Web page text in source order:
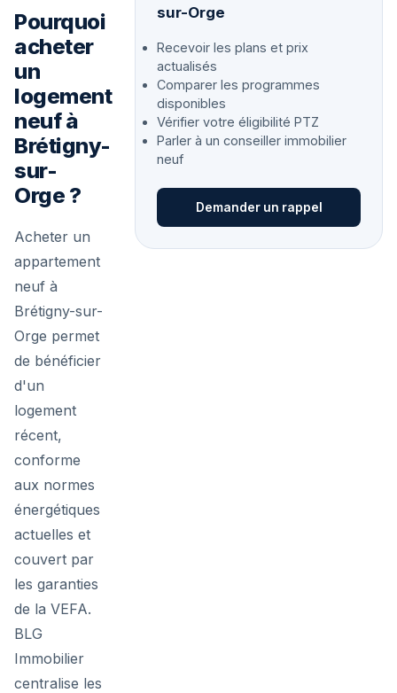
Pourquoi
acheter
un
logement
neuf à
Brétigny-
sur-
Orge ?
Acheter un
appartement
neuf à
Brétigny-sur-
Orge permet
de bénéficier
d'un
logement
récent,
conforme
aux normes
énergétiques
actuelles et
couvert par
les garanties
de la VEFA.
BLG
Immobilier
centralise les
sur-Orge
Recevoir les plans et prix
actualisés
Comparer les programmes
disponibles
Vérifier votre éligibilité PTZ
Parler à un conseiller immobilier
neuf
Demander un rappel